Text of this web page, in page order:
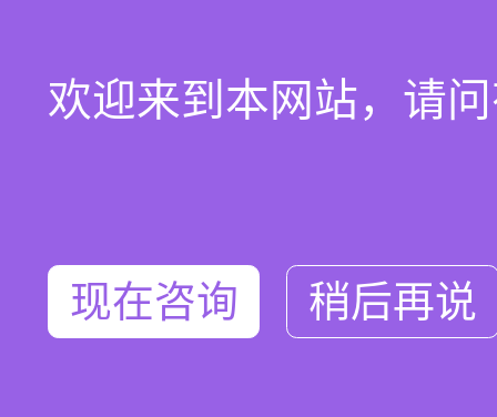
欢迎来到本网站，请
现在咨询 稍后再说